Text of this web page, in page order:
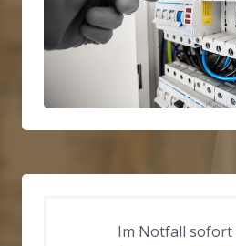
Im Notfall sofort